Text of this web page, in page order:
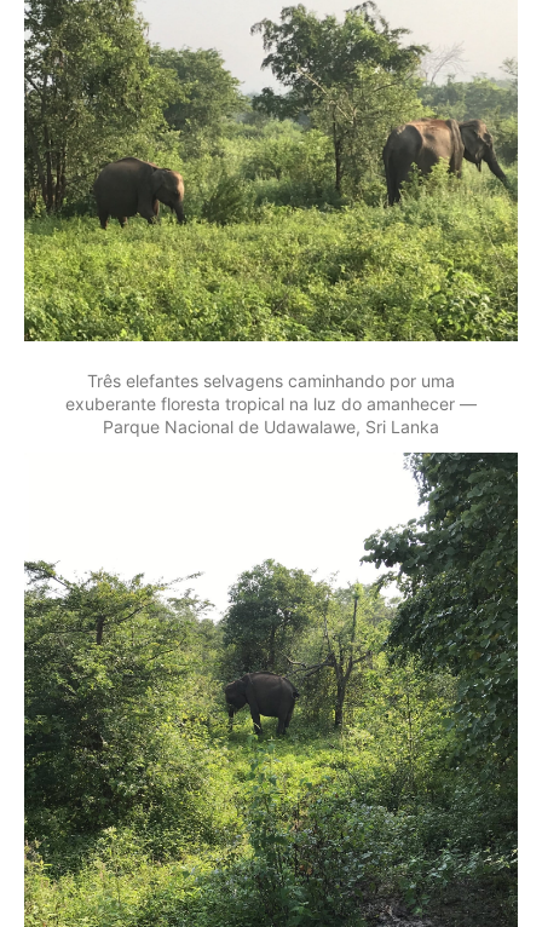
Três elefantes selvagens caminhando por uma
exuberante floresta tropical na luz do amanhecer —
Parque Nacional de Udawalawe, Sri Lanka